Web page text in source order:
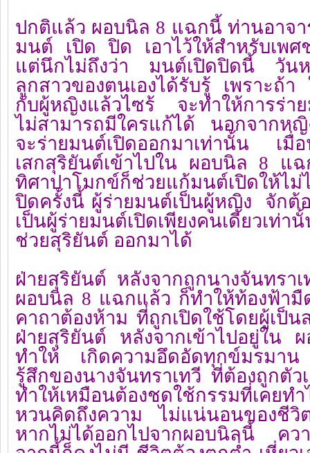
ปกติแล้ว ผอบนิล 8 แฉกนี้ ท่านอาจ
มนต์ เปิด ปิด เอาไว้ให้สำหรับเพศ
แต่นึกไม่ถึงว่า มนต์เปิดปิดนี้ วันห
ลูกสาวของตนเองได้รับรู้ เพราะถ้
กับผู้หญิงแล้วไซร้ จะทำให้การร่า
ไม่สามารถมีใครแก้ได้ นอกจากห
จะร่ายมนต์เปิดออกมาเท่านั้น เมื่
เสกสุริยันต์เข้าไปใน ผอบนิล 8 แ
ทิศาปาโมกข์ก็ช่วยแก้มนต์เปิดให้ไ
ปิดครั้งนี้ ผู้ร่ายมนต์เป็นผู้หญิง จักต้อ
เป็นผู้ร่ายมนต์เปิดเพียงคนเดียวเท่า
ช่วยสุริยันต์ ออกมาได้
ฝ่ายสุริยันต์ หลังจากถูกนางจันทราเ
ผอบนิล 8 แฉกแล้ว ก็ทำให้ท้องฟ้า
คาถาต้องห้าม ที่ถูกเปิดใช้โดยผู้เป็
ฝ่ายสุริยันต์ หลังจากเข้าไปอยู่ใ
ทำให้ เกิดความอึดอัดทุกข์มรมาน
รู้สึกของนางจันทราเทวี ที่ต้องถูกตัว
ทำให้เหมือนต้องชดใช้กรรมที่เคย
หวนคิดถึงความ ไม่แน่นอนของชีวิ
หากไม่ได้ออกไปจากผอบนิลนี้ ควา